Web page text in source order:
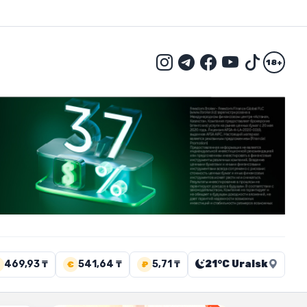
18+
469,93 ₸ € 541,64 ₸ ₽ 5,71 ₸ 21°C Uralsk